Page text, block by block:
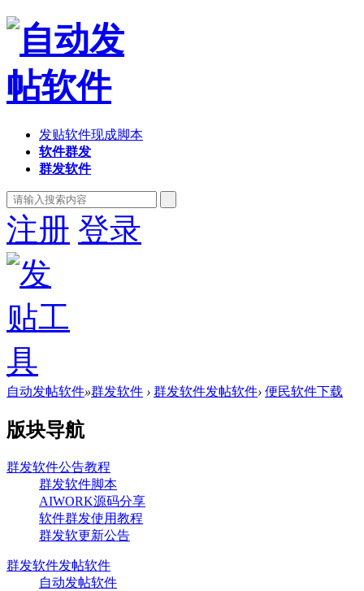
发贴软件现成脚本
软件群发
群发软件
注册 登录
自动发帖软件»群发软件 › 群发软件发帖软件› 便民软件下载
版块导航
群发软件公告教程
群发软件脚本
AIWORK源码分享
软件群发使用教程
群发软更新公告
群发软件发帖软件
自动发帖软件